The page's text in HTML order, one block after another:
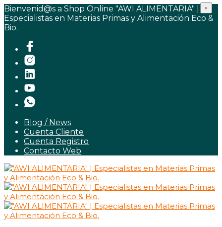
Bienvenid@s a Shop Online "AWI ALIMENTARIA" |
Especialistas en Materias Primas y Alimentación Eco &
Bio.
Blog / News
Cuenta Cliente
Cuenta Registro
Contacto Web
×